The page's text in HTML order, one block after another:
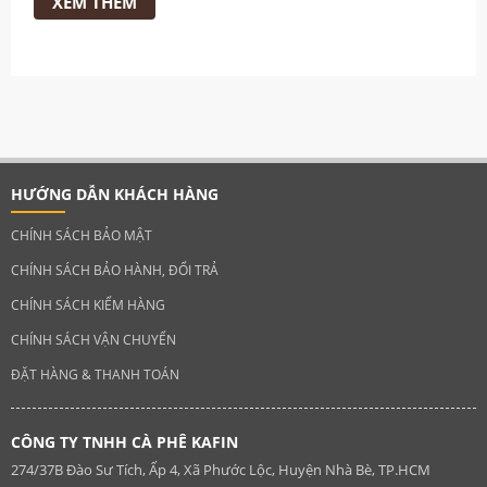
HƯỚNG DẪN KHÁCH HÀNG
CHÍNH SÁCH BẢO MẬT
CHÍNH SÁCH BẢO HÀNH, ĐỔI TRẢ
CHÍNH SÁCH KIỂM HÀNG
CHÍNH SÁCH VẬN CHUYỂN
ĐẶT HÀNG & THANH TOÁN
CÔNG TY TNHH CÀ PHÊ KAFIN
274/37B Đào Sư Tích, Ấp 4, Xã Phước Lộc, Huyện Nhà Bè, TP.HCM